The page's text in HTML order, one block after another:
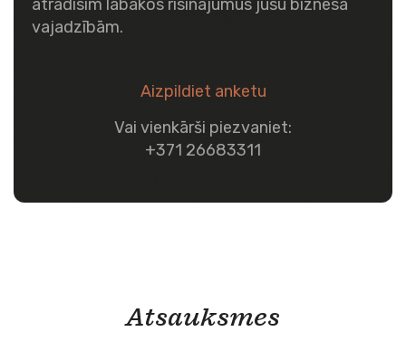
atradīsim labākos risinājumus jūsu biznesa
vajadzībām.
Aizpildiet anketu
Vai vienkārši piezvaniet:
+371 26683311
Atsauksmes